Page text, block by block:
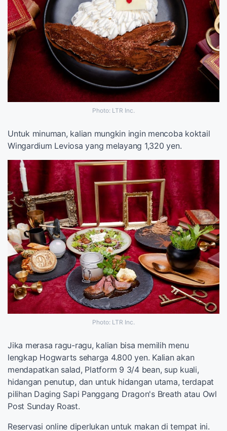
Photo: LTR Inc.
Untuk minuman, kalian mungkin ingin mencoba koktail
Wingardium Leviosa yang melayang 1,320 yen.
Photo: LTR Inc.
Jika merasa ragu-ragu, kalian bisa memilih menu
lengkap Hogwarts seharga 4.800 yen. Kalian akan
mendapatkan salad, Platform 9 3/4 bean, sup kuali,
hidangan penutup, dan untuk hidangan utama, terdapat
pilihan Daging Sapi Panggang Dragon's Breath atau Owl
Post Sunday Roast.
Reservasi online diperlukan untuk makan di tempat ini.